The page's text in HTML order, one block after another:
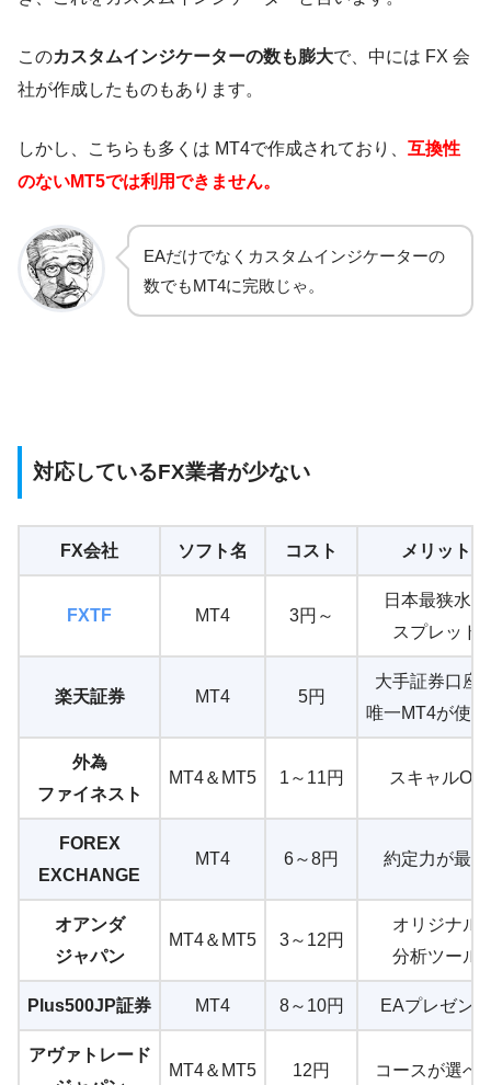
このカスタムインジケーターの数も膨大で、中には FX 会
社が作成したものもあります。
しかし、こちらも多くは MT4で作成されており、 互換性
のないMT5では利用できません。
EAだけでなくカスタムインジケーターの
数でもMT4に完敗じゃ。
対応しているFX業者が少ない
FX会社 ソフト名 コスト メリット
FXTF MT4 3円～
日本最狭水準
スプレッド
楽天証券 MT4 5円
大手証券口座
唯一MT4が使
外為
ファイネスト
MT4＆MT5 1～11円 スキャルOK
FOREX
EXCHANGE
MT4 6～8円 約定力が最強
オアンダ
ジャパン
MT4＆MT5 3～12円
オリジナル
分析ツール
Plus500JP証券 MT4 8～10円 EAプレゼント
アヴァトレード
MT4＆MT5 12円 コースが選べ